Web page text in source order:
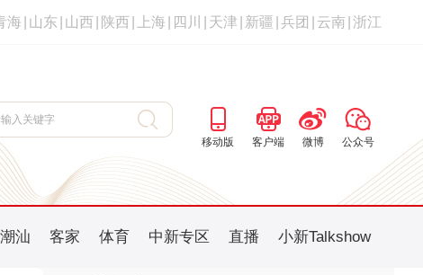
海 山东 山西 陕西 上海 四川 天津 新疆 兵团 云南 浙江
移动版 客户端 微博 公众号
潮汕 客家 体育 中新专区 直播 小新Talkshow